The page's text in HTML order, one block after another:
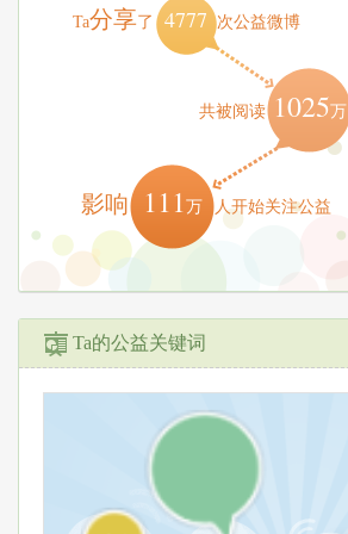
Ta分享了 4777 次公益微博
共被阅读 1025万
影响 111万 人开始关注公益
Ta的公益关键词